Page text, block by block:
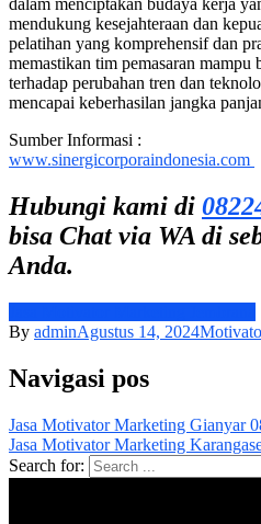
dalam menciptakan budaya kerja
mendukung kesejahteraan dan
pelatihan yang komprehensif dan
memastikan tim pemasaran mampu
terhadap perubahan tren dan
mencapai keberhasilan jangka
Sumber Informasi :
www.sinergicorporaindonesia.com
Hubungi kami di
bisa Chat via WA di
Anda.
By adminAgustus 14, 2024
Navigasi pos
Jasa Motivator Marketing Gianyar
Jasa Motivator Marketing
Search for: